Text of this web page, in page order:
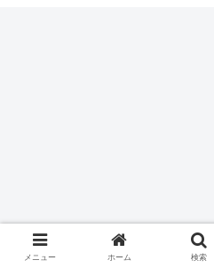
メニュー ホーム 検索